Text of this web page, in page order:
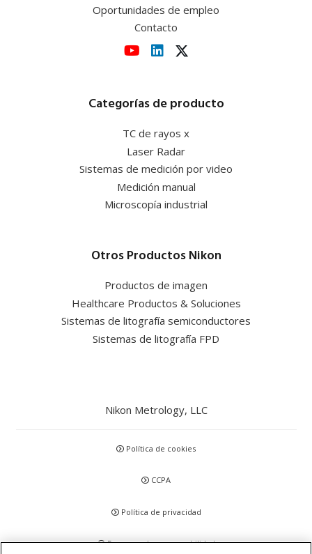
Oportunidades de empleo
Contacto
Categorías de producto
TC de rayos x
Laser Radar
Sistemas de medición por video
Medición manual
Microscopía industrial
Otros Productos Nikon
Productos de imagen
Healthcare Productos & Soluciones
Sistemas de litografía semiconductores
Sistemas de litografía FPD
Nikon Metrology, LLC
Política de cookies
CCPA
Política de privacidad
Descargo de responsabilidad